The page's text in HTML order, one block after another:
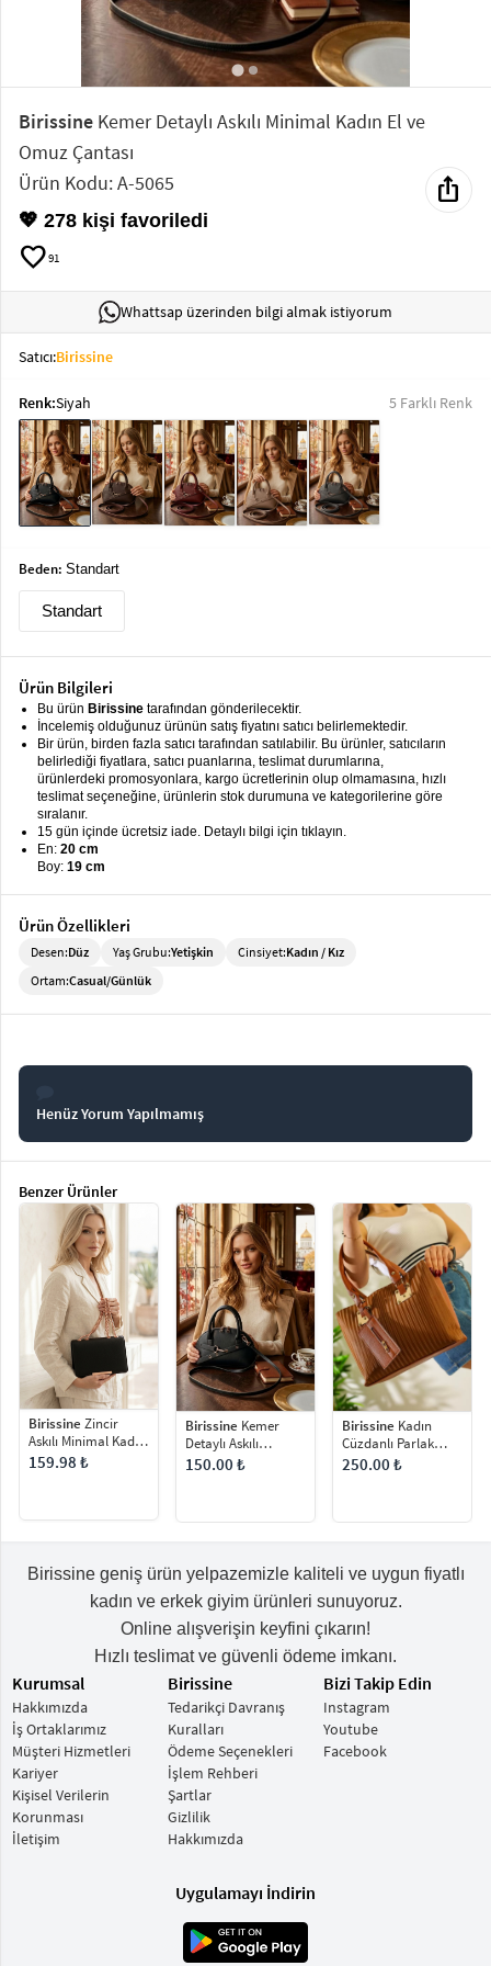
Büstiyer
Sweatshirt
T-Shirt
Ev
Giyimkeyboard_arrow_down
Takımlarkeyboard_arrow_down
Alt
Giyimkeyboard_arrow_down
Dış
Giyim
Tesettür
Giyim
keyboard_arrow_down
Büyük
Bedenkeyboard_arrow_down
İç
Giyimkeyboard_arrow_down
Birissine Kemer Detaylı Askılı Minimal Kadın El ve
Omuz Çantası
Ürün Kodu: A-5065
💖 278 kişi favoriledi
favorite91
ios_share
Whattsap üzerinden bilgi almak istiyorum
Satıcı:Birissine
Renk:Siyah 5 Farklı Renk
Beden: Standart
Standart
Ürün Bilgileri
Bu ürün Birissine tarafından gönderilecektir.
İncelemiş olduğunuz ürünün satış fiyatını satıcı belirlemektedir.
Bir ürün, birden fazla satıcı tarafından satılabilir. Bu ürünler, satıcıların
belirlediği fiyatlara, satıcı puanlarına, teslimat durumlarına,
ürünlerdeki promosyonlara, kargo ücretlerinin olup olmamasına, hızlı
teslimat seçeneğine, ürünlerin stok durumuna ve kategorilerine göre
sıralanır.
15 gün içinde ücretsiz iade. Detaylı bilgi için tıklayın.
En: 20 cm
Boy: 19 cm
Ürün Özellikleri
Desen:Düz Yaş Grubu:Yetişkin Cinsiyet:Kadın / Kız
Ortam:Casual/Günlük
Henüz Yorum Yapılmamış
Benzer Ürünler
Birissine Zincir
Askılı Minimal Kadın
Omuz Çantası
159.98 ₺
Birissine Kemer
Detaylı Askılı
Minimal Kadın El ve
150.00 ₺
Birissine Kadın
Cüzdanlı Parlak
Dokulu Omuz
250.00 ₺
Birissine geniş ürün yelpazemizle kaliteli ve uygun fiyatlı
kadın ve erkek giyim ürünleri sunuyoruz.
Online alışverişin keyfini çıkarın!
Hızlı teslimat ve güvenli ödeme imkanı.
Kurumsal
Hakkımızda
İş Ortaklarımız
Müşteri Hizmetleri
Kariyer
Kişisel Verilerin
Korunması
İletişim
Birissine
Tedarikçi Davranış
Kuralları
Ödeme Seçenekleri
İşlem Rehberi
Şartlar
Gizlilik
Hakkımızda
Bizi Takip Edin
Instagram
Youtube
Facebook
Uygulamayı İndirin